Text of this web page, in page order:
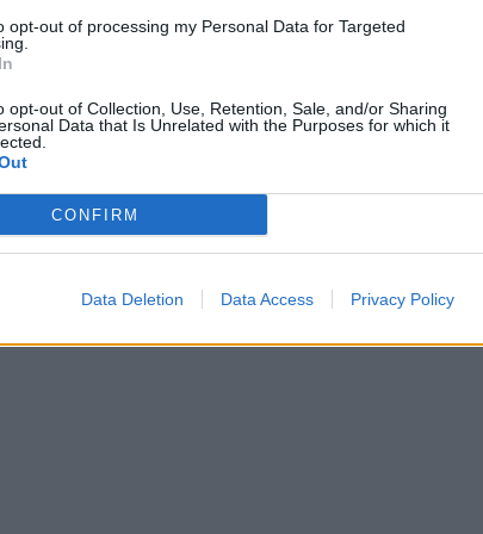
opt-out of processing my Personal Data for Targeted
opt-out of Collection, Use, Retention, Sale, and/or Sharing
Data that Is Unrelated with the Purposes for which it
CONFIRM
Data Deletion Data Access Privacy Policy
rany człowieka jest życie ugruntowane na
stylu życia nigdy nie zabrakło tego
najgłębsze korzenie ma w naszej jedności z
wszystkim cierpiącym, zwłaszcza naszym braciom
Uzdrowienia Chorych; prośmy o Jej pomoc
tą starożytną modlitwą, którą